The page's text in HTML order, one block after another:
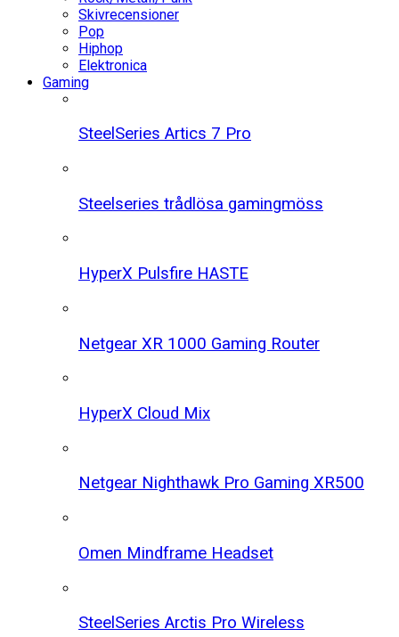
Skivrecensioner
Pop
Hiphop
Elektronica
Gaming
SteelSeries Artics 7 Pro
Steelseries trådlösa gamingmöss
HyperX Pulsfire HASTE
Netgear XR 1000 Gaming Router
HyperX Cloud Mix
Netgear Nighthawk Pro Gaming XR500
Omen Mindframe Headset
SteelSeries Arctis Pro Wireless